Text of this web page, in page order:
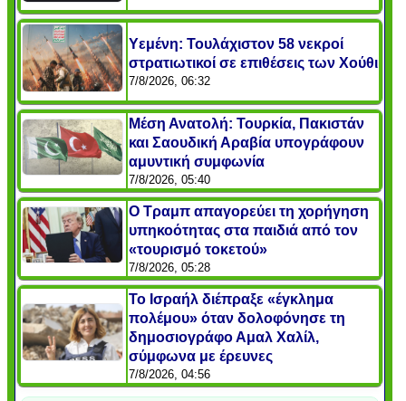
Υεμένη: Τουλάχιστον 58 νεκροί
στρατιωτικοί σε επιθέσεις των Χούθι
7/8/2026, 06:32
Μέση Ανατολή: Τουρκία, Πακιστάν
και Σαουδική Αραβία υπογράφουν
αμυντική συμφωνία
7/8/2026, 05:40
Ο Τραμπ απαγορεύει τη χορήγηση
υπηκοότητας στα παιδιά από τον
«τουρισμό τοκετού»
7/8/2026, 05:28
Το Ισραήλ διέπραξε «έγκλημα
πολέμου» όταν δολοφόνησε τη
δημοσιογράφο Αμαλ Χαλίλ,
σύμφωνα με έρευνες
7/8/2026, 04:56